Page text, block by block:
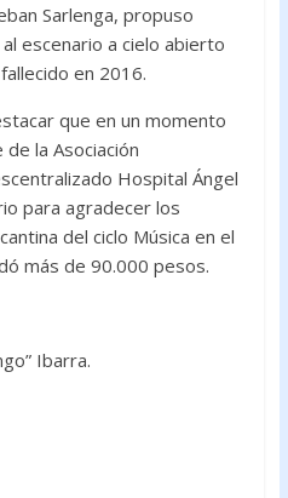
Sarlenga, propuso
escenario a cielo abierto
en 2016.
que en un momento
la Asociación
Hospital Ángel
para agradecer los
del ciclo Música en el
más de 90.000 pesos.
Ibarra.